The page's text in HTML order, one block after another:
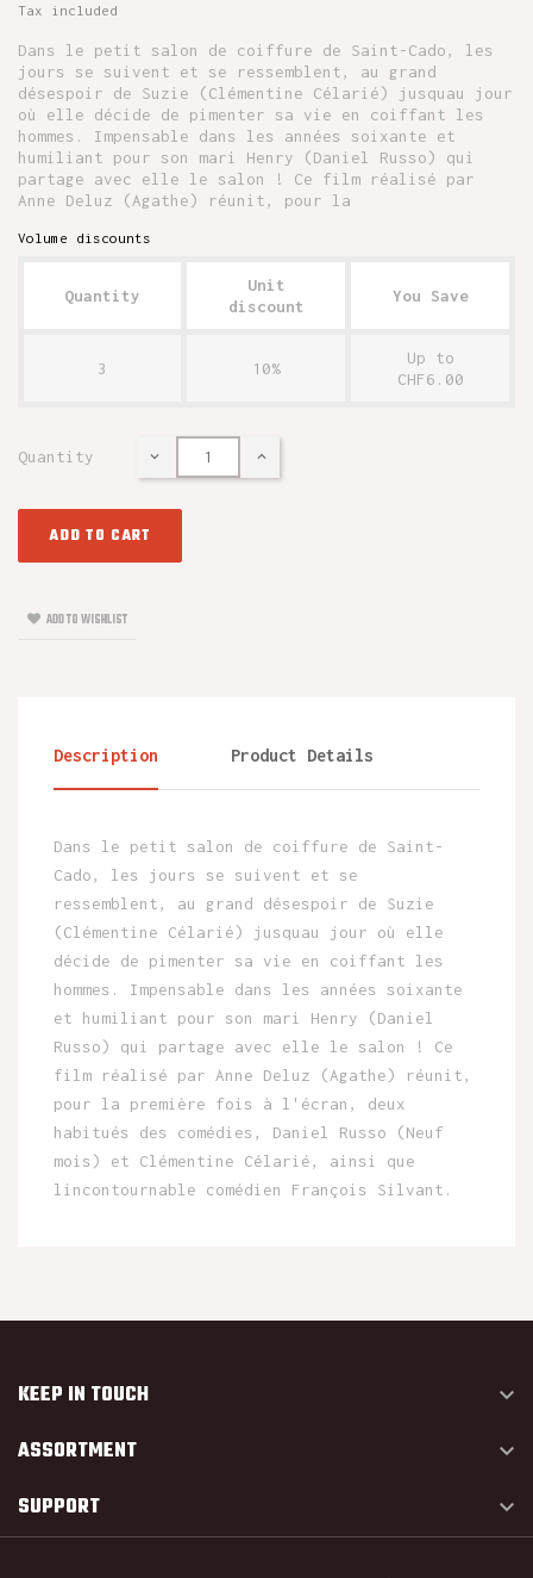
Tax included
Dans le petit salon de coiffure de Saint-Cado, les
jours se suivent et se ressemblent, au grand
désespoir de Suzie (Clémentine Célarié) jusquau jour
où elle décide de pimenter sa vie en coiffant les
hommes. Impensable dans les années soixante et
humiliant pour son mari Henry (Daniel Russo) qui
partage avec elle le salon ! Ce film réalisé par
Anne Deluz (Agathe) réunit, pour la
Volume discounts
Quantity
Unit
discount
You Save
3 10%
Up to
CHF6.00
Quantity
ADD TO CART
ADD TO WISHLIST
Description Product Details
Dans le petit salon de coiffure de Saint-
Cado, les jours se suivent et se
ressemblent, au grand désespoir de Suzie
(Clémentine Célarié) jusquau jour où elle
décide de pimenter sa vie en coiffant les
hommes. Impensable dans les années soixante
et humiliant pour son mari Henry (Daniel
Russo) qui partage avec elle le salon ! Ce
film réalisé par Anne Deluz (Agathe) réunit,
pour la première fois à l'écran, deux
habitués des comédies, Daniel Russo (Neuf
mois) et Clémentine Célarié, ainsi que
lincontournable comédien François Silvant.
KEEP IN TOUCH 
ASSORTMENT 
SUPPORT 